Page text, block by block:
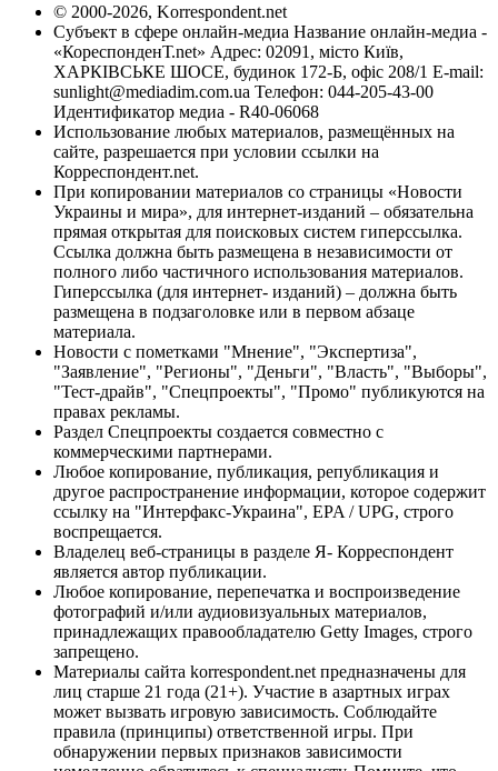
© 2000-2026, Korrespondent.net
Субъект в сфере онлайн-медиа Название онлайн-медиа -
«КореспонденТ.net» Адрес: 02091, місто Київ,
ХАРКІВСЬКЕ ШОСЕ, будинок 172-Б, офіс 208/1 E-mail:
sunlight@mediadim.com.ua Телефон: 044-205-43-00
Идентификатор медиа - R40-06068
Использование любых материалов, размещённых на
сайте, разрешается при условии ссылки на
Корреспондент.net.
При копировании материалов со страницы «Новости
Украины и мира», для интернет-изданий – обязательна
прямая открытая для поисковых систем гиперссылка.
Ссылка должна быть размещена в независимости от
полного либо частичного использования материалов.
Гиперссылка (для интернет- изданий) – должна быть
размещена в подзаголовке или в первом абзаце
материала.
Новости с пометками "Мнение", "Экспертиза",
"Заявление", "Регионы", "Деньги", "Власть", "Выборы",
"Тест-драйв", "Спецпроекты", "Промо" публикуются на
правах рекламы.
Раздел Спецпроекты создается совместно с
коммерческими партнерами.
Любое копирование, публикация, републикация и
другое распространение информации, которое содержит
ссылку на "Интерфакс-Украина", EPA / UPG, строго
воспрещается.
Владелец веб-страницы в разделе Я- Корреспондент
является автор публикации.
Любое копирование, перепечатка и воспроизведение
фотографий и/или аудиовизуальных материалов,
принадлежащих правообладателю Getty Images, строго
запрещено.
Материалы сайта korrespondent.net предназначены для
лиц старше 21 года (21+). Участие в азартных играх
может вызвать игровую зависимость. Соблюдайте
правила (принципы) ответственной игры. При
обнаружении первых признаков зависимости